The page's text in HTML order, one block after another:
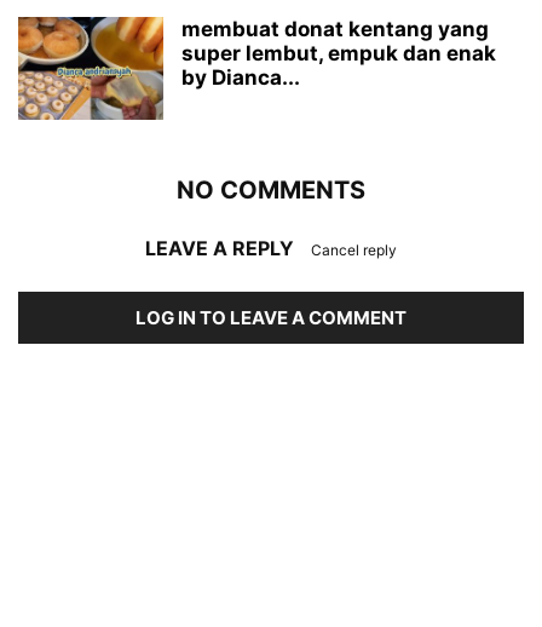
membuat donat kentang yang
super lembut, empuk dan enak
by Dianca...
NO COMMENTS
LEAVE A REPLY Cancel reply
LOG IN TO LEAVE A COMMENT